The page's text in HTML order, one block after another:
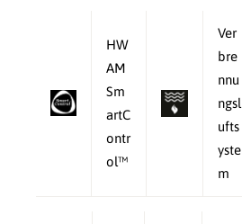
HW
AM
Sm
artC
ontr
ol™
Ver
bre
nnu
ngsl
ufts
yste
m